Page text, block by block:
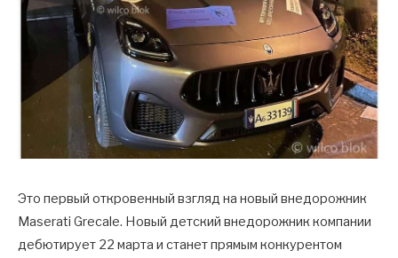
Это первый откровенный взгляд на новый внедорожник
Maserati Grecale. Новый детский внедорожник компании
дебютирует 22 марта и станет прямым конкурентом